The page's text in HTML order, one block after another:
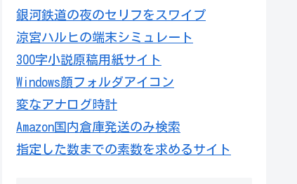
銀河鉄道の夜のセリフをスワイプ
涼宮ハルヒの端末シミュレート
300字小説原稿用紙サイト
Windows顔フォルダアイコン
変なアナログ時計
Amazon国内倉庫発送のみ検索
指定した数までの素数を求めるサイト